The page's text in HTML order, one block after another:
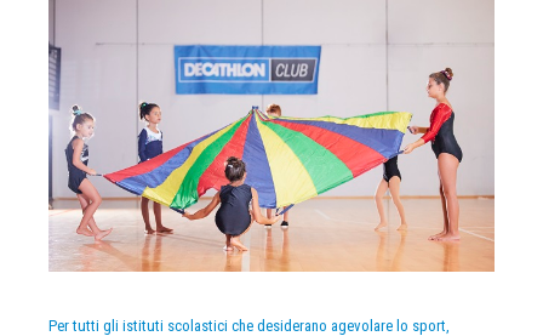
Per tutti gli istituti scolastici che desiderano agevolare lo sport,